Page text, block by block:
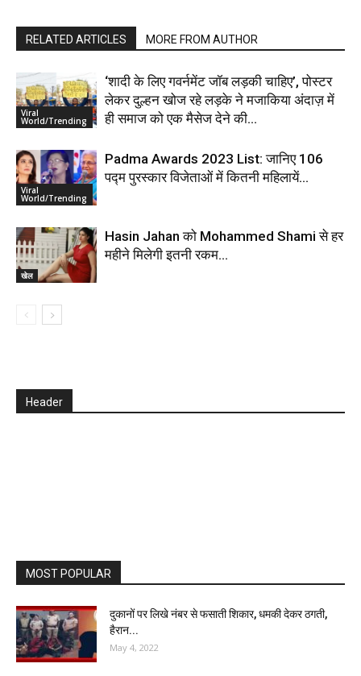
RELATED ARTICLES MORE FROM AUTHOR
Viral
World/Trending
‘शादी के लिए गवर्नमेंट जॉब लड़की चाहिए’, पोस्टर
लेकर दुल्हन खोज रहे लड़के ने मजाकिया अंदाज़ में
ही समाज को एक मैसेज देने की...
Viral
World/Trending
Padma Awards 2023 List: जानिए 106
पद्म पुरस्कार विजेताओं में कितनी महिलायें…
खेल
Hasin Jahan को Mohammed Shami से हर
महीने मिलेगी इतनी रकम…
Header
MOST POPULAR
दुकानों पर लिखे नंबर से फसाती शिकार, धमकी देकर ठगती,
हैरान...
May 4, 2022